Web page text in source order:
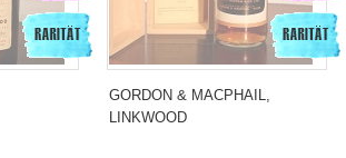
GORDON & MACPHAIL,
LINKWOOD